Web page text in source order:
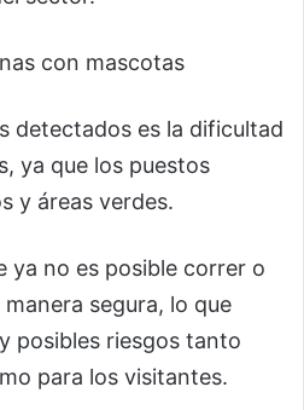
con mascotas
detectados es la dificultad
ya que los puestos
y áreas verdes.
ya no es posible correr o
segura, lo que
posibles riesgos tanto
para los visitantes.